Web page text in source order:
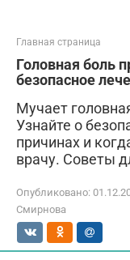
Главная страница
Головная боль
безопасное
Мучает
Узнайте о
причинах и
врачу. Советы
Опубликовано:
Смирнова